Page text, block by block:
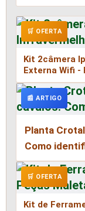
🛒 OFERTA
Kit 2câmera
Externa Wifi -
📰 ARTIGO
Planta
Como
🛒 OFERTA
Kit de